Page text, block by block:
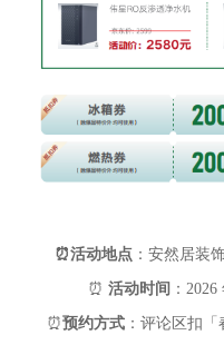
⏰活动地点：安然居装
⏰活动时间 ：
⏰预约方式：评论区扣「